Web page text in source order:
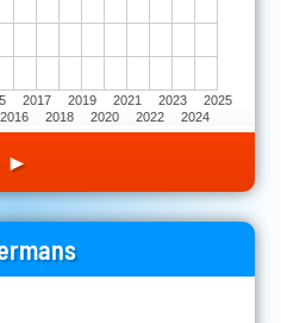
2016
2017
2018
2019
2020
2021
2022
2023
2024
2025
►